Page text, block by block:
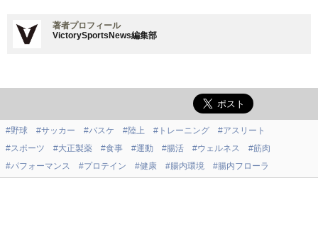
著者プロフィール
VictorySportsNews編集部
#野球 #サッカー #バスケ #陸上 #トレーニング
#アスリート
#スポーツ
#大正製薬 #食事 #運動 #腸活 #ウェルネス
#筋肉
#パフォーマンス
#プロテイン #健康 #腸内環境 #腸内フローラ